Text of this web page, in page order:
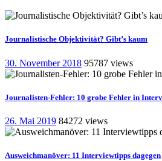
Journalistische Objektivität? Gibt’s kaum
30. November 2018 95787 views
Journalisten-Fehler: 10 grobe Fehler in
26. Mai 2019 84272 views
Ausweichmanöver: 11 Interviewtipps dagegen